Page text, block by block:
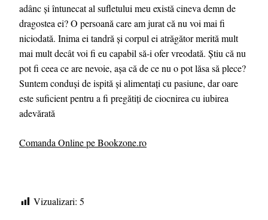
adânc și întunecat al sufletului meu există cineva demn de
dragostea ei? O persoană care am jurat că nu voi mai fi
niciodată. Inima ei tandră și corpul ei atrăgător merită mult
mai mult decât voi fi eu capabil să-i ofer vreodată. Știu că nu
pot fi ceea ce are nevoie, așa că de ce nu o pot lăsa să plece?
Suntem conduși de ispită și alimentați cu pasiune, dar oare
este suficient pentru a fi pregătiți de ciocnirea cu iubirea
adevărată
Comanda Online pe Bookzone.ro
Vizualizari: 5